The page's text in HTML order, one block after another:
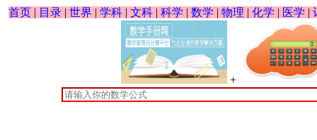
首页 | 目录 | 世界 | 学科 | 文科 | 科学 | 数学 | 物理 | 化学 | 医学 |
+